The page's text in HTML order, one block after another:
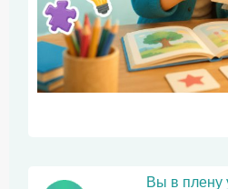
Вы в плену